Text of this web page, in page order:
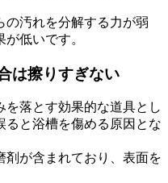
の汚れを分解する力が弱
低いです。
は擦りすぎない
を落とす効果的な道具とし
ると浴槽を傷める原因とな
剤が含まれており、表面を